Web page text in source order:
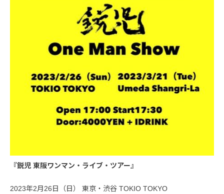
『鋭児 東阪ワンマン・ライブ・ツアー』
2023年2月26日（日） 東京・渋谷 TOKIO TOKYO